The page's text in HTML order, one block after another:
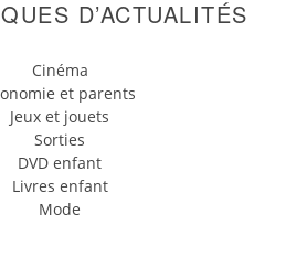
D’ACTUALITÉS
Cinéma
et parents
Jeux et jouets
Sorties
DVD enfant
Livres enfant
Mode